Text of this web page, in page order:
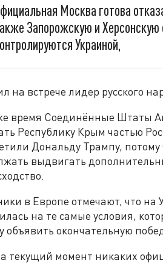
Москва готова
Запорожскую и
Украиной,
на встрече лидер русского
время Соединённые Штаты
Республику Крым частью
Дональду Трампу, потому
выдвигать
в Европе отмечают, что на
на те самые условия,
объявить окончательную
текущий момент никаких